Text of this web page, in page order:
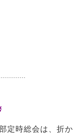
定時総会は、折か